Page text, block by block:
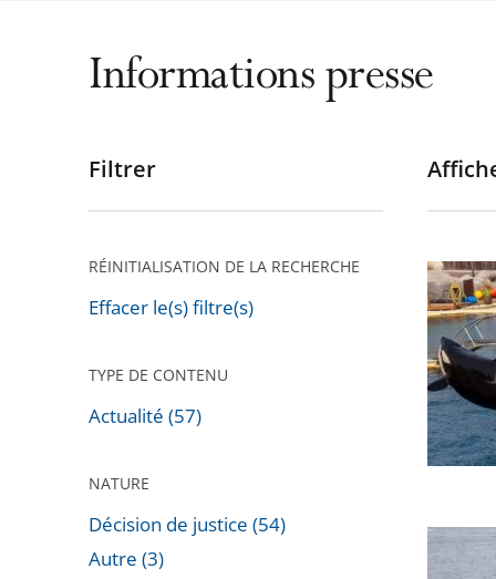
Informations presse
Passer
pour
après
Filtrer
RÉINITIALISATION DE LA RECHERCHE
Effacer le(s) filtre(s)
TYPE DE CONTENU
Actualité (57)
NATURE
Décision de justice (54)
Autre (3)
Cétacés
en
:
la
actuelle
déjà